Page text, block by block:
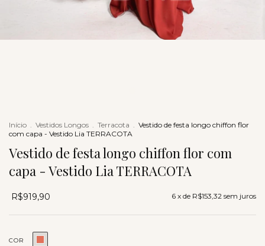
Início . Vestidos Longos . Terracota . Vestido de festa longo chiffon flor
com capa - Vestido Lia TERRACOTA
Vestido de festa longo chiffon flor com
capa - Vestido Lia TERRACOTA
R$919,90 6 x de R$153,32 sem juros
COR